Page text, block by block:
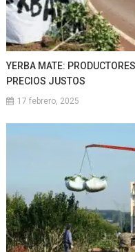
YERBA MATE:
PRECIOS JUSTOS
17 febrero, 2025